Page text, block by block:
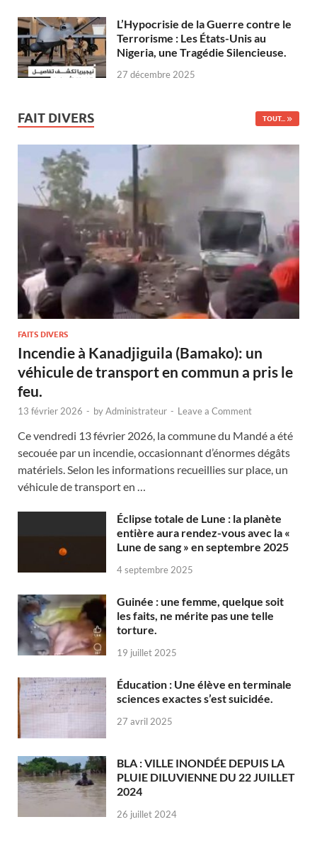
L’Hypocrisie de la Guerre contre le
Terrorisme : Les États-Unis au
Nigeria, une Tragédie Silencieuse.
27 décembre 2025
FAIT DIVERS TOUT...
FAITS DIVERS
Incendie à Kanadjiguila (Bamako): un
véhicule de transport en commun a pris le
feu.
13 février 2026 - byAdministrateur - Leave a Comment
Ce vendredi 13 février 2026, la commune du Mandé a été
secouée par un incendie, occasionnant d’énormes dégâts
matériels. Selon les informations recueillies sur place, un
véhicule de transport en …
Éclipse totale de Lune : la planète
entière aura rendez-vous avec la «
Lune de sang » en septembre 2025
4 septembre 2025
Guinée : une femme, quelque soit
les faits, ne mérite pas une telle
torture.
19 juillet 2025
Éducation : Une élève en terminale
sciences exactes s’est suicidée.
27 avril 2025
BLA : VILLE INONDÉE DEPUIS LA
PLUIE DILUVIENNE DU 22 JUILLET
2024
26 juillet 2024